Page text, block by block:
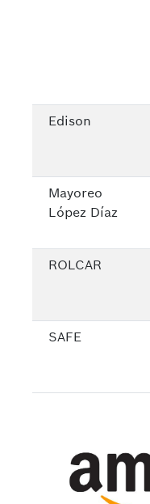
Edison
Mayoreo
López Díaz
ROLCAR
SAFE